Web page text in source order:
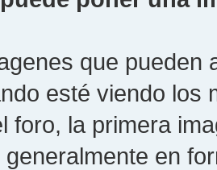
que pueden
esté viendo los
foro, la primera
en